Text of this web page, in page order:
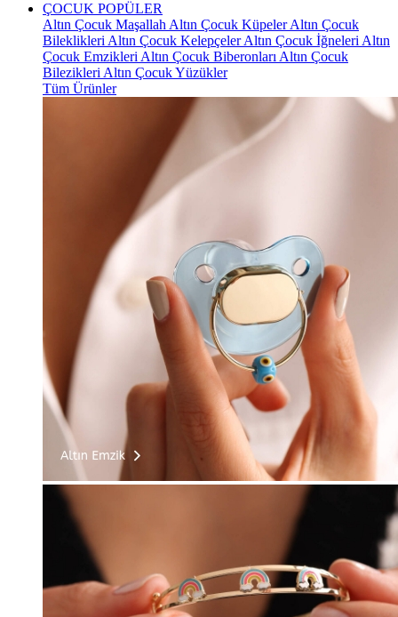
ÇOCUK POPÜLER
Altın Çocuk Maşallah Altın Çocuk KüpelerAltın Çocuk
Bileklikleri Altın Çocuk KelepçelerAltın Çocuk İğneleri Altın
Çocuk Emzikleri Altın Çocuk Biberonları Altın Çocuk
Bilezikleri Altın Çocuk Yüzükler
Tüm Ürünler